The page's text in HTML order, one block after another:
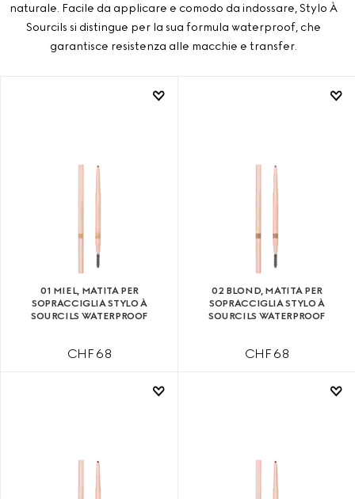
naturale. Facile da applicare e comodo da indossare, Stylo À
Sourcils si distingue per la sua formula waterproof, che
garantisce resistenza alle macchie e transfer.
01 MIEL, MATITA PER
SOPRACCIGLIA STYLO À
SOURCILS WATERPROOF
CHF 68
02 BLOND, MATITA PER
SOPRACCIGLIA STYLO À
SOURCILS WATERPROOF
CHF 68